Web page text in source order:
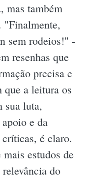
mas também
"Finalmente,
sem rodeios!" -
resenhas que
precisa e
que a leitura os
sua luta,
e da
é claro.
estudos de
do